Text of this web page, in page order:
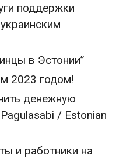
поддержки
в Эстонии”
2023 годом!
денежную
/ Estonian
и работники на